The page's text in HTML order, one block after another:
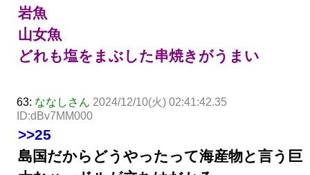
岩魚
山女魚
どれも塩をまぶした串焼きがうまい
63: ななしさん 2024/12/10(火) 02:41:42.35
ID:dBv7MM000
>>25
島国だからどうやったって海産物と言う巨